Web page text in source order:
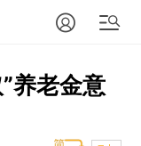
养老金意